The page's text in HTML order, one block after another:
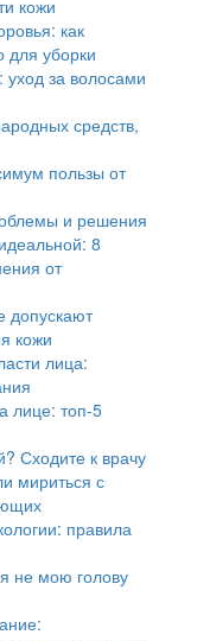
кожи
как
для уборки
за волосами
средств,
пользы от
и решения
8
от
допускают
кожи
лица:
лице: топ-5
Сходите к врачу
мириться с
правила
не мою голову